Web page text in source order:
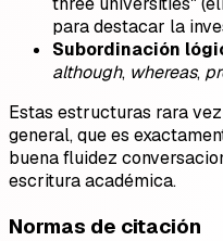
para destacar la
Subordinación
although, whereas,
Estas estructuras rara
general, que es
buena fluidez
escritura académica.
Normas de citación